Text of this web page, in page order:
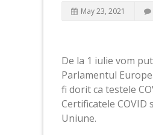
May 23, 2021
De la 1 iulie vom
Parlamentul
fi dorit ca testele
Certificatele
Uniune.